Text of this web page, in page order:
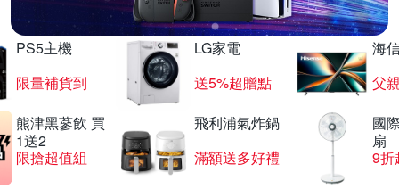
PS5主機
限量補貨到
LG家電
送5%超贈點
海
父
熊津黑蔘飲 買
1送2
限搶超值組
飛利浦氣炸鍋
滿額送多好禮
國
扇
9折